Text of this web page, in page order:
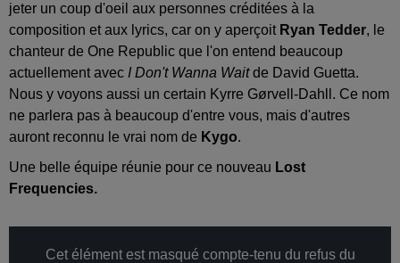
jeter un coup d'oeil aux personnes créditées à la
composition et aux lyrics, car on y aperçoit Ryan Tedder, le
chanteur de One Republic que l'on entend beaucoup
actuellement avec I Don't Wanna Waitde David Guetta.
Nous y voyons aussi un certain Kyrre Gørvell-Dahll. Ce nom
ne parlera pas à beaucoup d'entre vous, mais d'autres
auront reconnu le vrai nom de Kygo.
Une belle équipe réunie pour ce nouveau Lost
Frequencies.
Cet élément est masqué compte-tenu du refus du